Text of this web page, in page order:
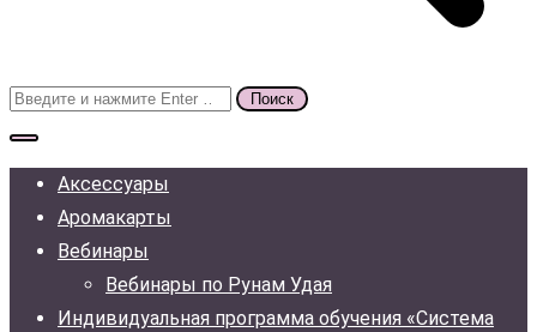
Поиск
для:
Аксессуары
Аромакарты
Вебинары
Вебинары по Рунам Удая
Индивидуальная программа обучения «Система